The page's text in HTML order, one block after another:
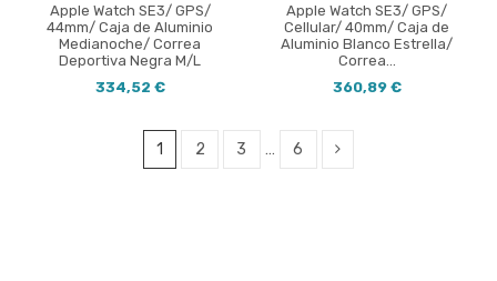
Apple Watch SE3/ GPS/
44mm/ Caja de Aluminio
Medianoche/ Correa
Deportiva Negra M/L
334,52 €
Apple Watch SE3/ GPS/
Cellular/ 40mm/ Caja de
Aluminio Blanco Estrella/
Correa...
360,89 €
1 2 3 … 6